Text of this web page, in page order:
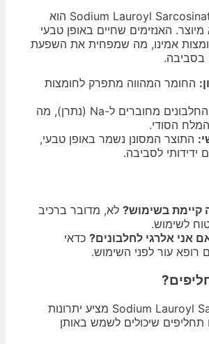
יתרון נוסף של Sodium Lauroyl Sarcosinate הוא
האנזימים שחיים באופן טבעי
אמינו, מה שמפחית את השפעת
בסביבה.
החומר המהווה מתפרק לחומצות
החלבונים מחוברים ל-Na (נתרן), מה
הסודי.
התוצר המסונן נשמר באופן טבעי,
לסביבה.
בשימוש?לא, מדובר ברכיב
לשימוש.
אני אלרגי לחלבונים?כדאי
רופא עור לפני השימוש.
בעוד Sodium Lauroyl Sarcosinate מציע יתרונות
שיכולים לשמש באותן